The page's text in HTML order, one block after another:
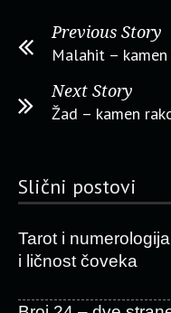
Previous Story
Malahit –
Next Story
Žad – kamen
Slični postovi
Tarot i
i ličnost čoveka